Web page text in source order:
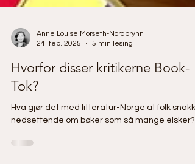
24. feb. 2025
5 min lesing
Hvorfor disser kritikerne Book-
Tok?
nedsettende om bøker som så mange elsker?